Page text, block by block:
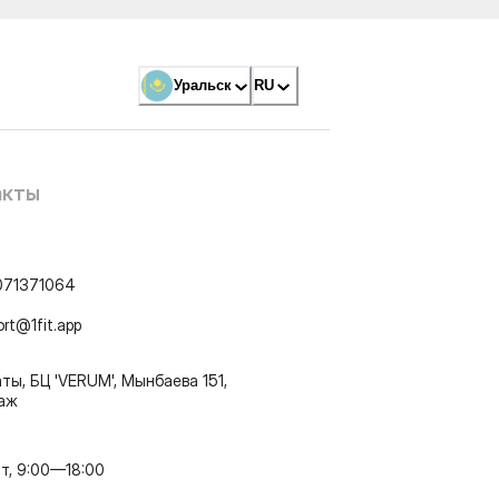
Уральск RU
БЦ 'VERUM', Мынбаева 151,
9:00—18:00